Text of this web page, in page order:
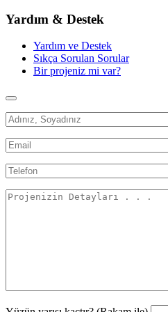
Yardım & Destek
Yardım ve Destek
Sıkça Sorulan Sorular
Bir projeniz mi var?